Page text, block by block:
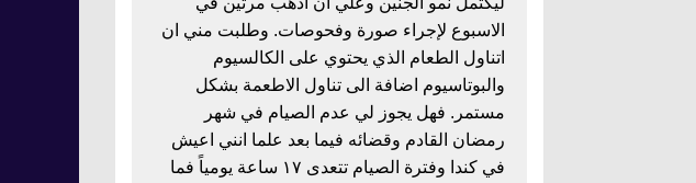
الاسبوع لإجراء صورة وفحوصات. وطلبت مني ان
اتناول الطعام الذي يحتوي على الكالسيوم
والبوتاسيوم اضافة الى تناول الاطعمة بشكل
مستمر. فهل يجوز لي عدم الصيام في شهر
رمضان القادم وقضائه فيما بعد علما انني اعيش
في كندا وفترة الصيام تتعدى ١٧ ساعة يومياً فما